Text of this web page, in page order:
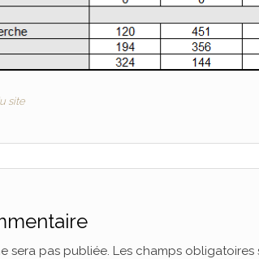
site
sera pas publiée. Les champs obligatoires